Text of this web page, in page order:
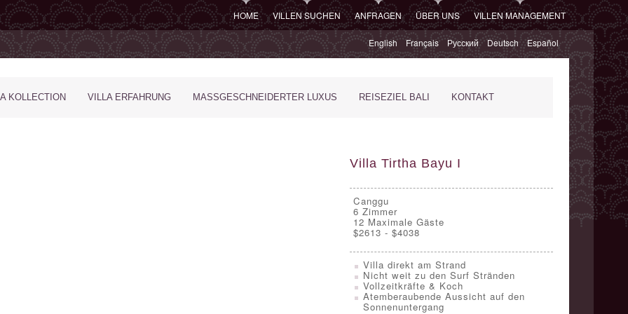
HOME VILLEN SUCHEN ANFRAGEN ÜBER UNS VILLEN MANAGEMENT
English Français Русский Deutsch Español
KOLLECTION VILLA ERFAHRUNG MASSGESCHNEIDERTER LUXUS REISEZIEL BALI KONTAKT
Villa Tirtha Bayu I
Canggu
6 Zimmer
12 Maximale Gäste
$2613 - $4038
Villa direkt am Strand
Nicht weit zu den Surf Stränden
Vollzeitkräfte & Koch
Atemberaubende Aussicht auf den
Sonnenuntergang